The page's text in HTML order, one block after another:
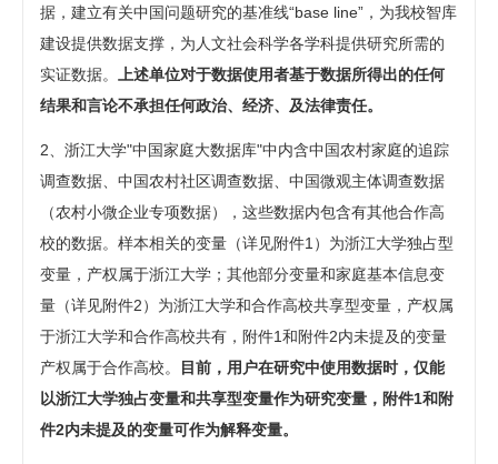
据，建立有关中国问题研究的基准线“base line”，为我校智库
建设提供数据支撑，为人文社会科学各学科提供研究所需的
实证数据。
上述单位对于数据使用者基于数据所得出的任何
结果和言论不承担任何政治、经济、及法律责任。
2、浙江大学"中国家庭大数据库"中内含中国农村家庭的追踪
调查数据、中国农村社区调查数据、中国微观主体调查数据
（农村小微企业专项数据），这些数据内包含有其他合作高
校的数据。样本相关的变量（详见附件1）为浙江大学独占型
变量，产权属于浙江大学；其他部分变量和家庭基本信息变
量（详见附件2）为浙江大学和合作高校共享型变量，产权属
于浙江大学和合作高校共有，附件1和附件2内未提及的变量
产权属于合作高校。
目前，用户在研究中使用数据时，仅能
以浙江大学独占变量和共享型变量作为研究变量，附件1和附
件2内未提及的变量可作为解释变量。